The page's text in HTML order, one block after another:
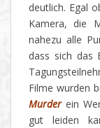
deutlich. Egal
Kamera, die
nahezu alle
dass sich das
Filme wurden
Murderein
gut leiden